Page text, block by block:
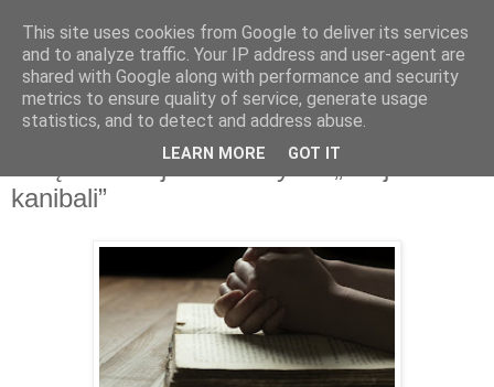
poniedziałek, września 06, 2021
Potężna lekcja modlitwy od „misjonarza
kanibali”
This site uses cookies from Google to deliver its services
and to analyze traffic. Your IP address and user-agent are
shared with Google along with performance and security
metrics to ensure quality of service, generate usage
statistics, and to detect and address abuse.
LEARN MORE GOT IT